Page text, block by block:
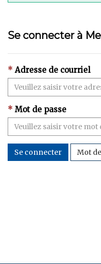
Se connecter à
Adresse de courriel
Mot de passe
Se connecter Mot